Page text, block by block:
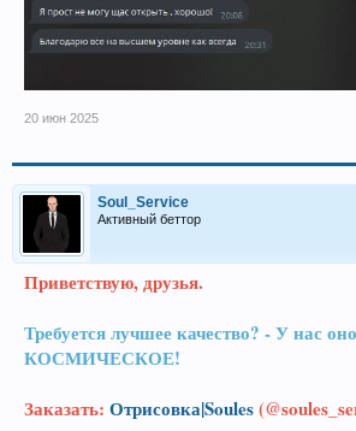
20 июн 2025
Soul_Service
Активный беттор
Приветствую, друзья.
Требуется лучшее качество? - У нас оно
КОСМИЧЕСКОЕ!
Заказать: Отрисовка|Soules